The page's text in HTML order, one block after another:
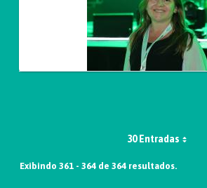
30 Entradas
Exibindo 361 - 364 de 364 resultados.